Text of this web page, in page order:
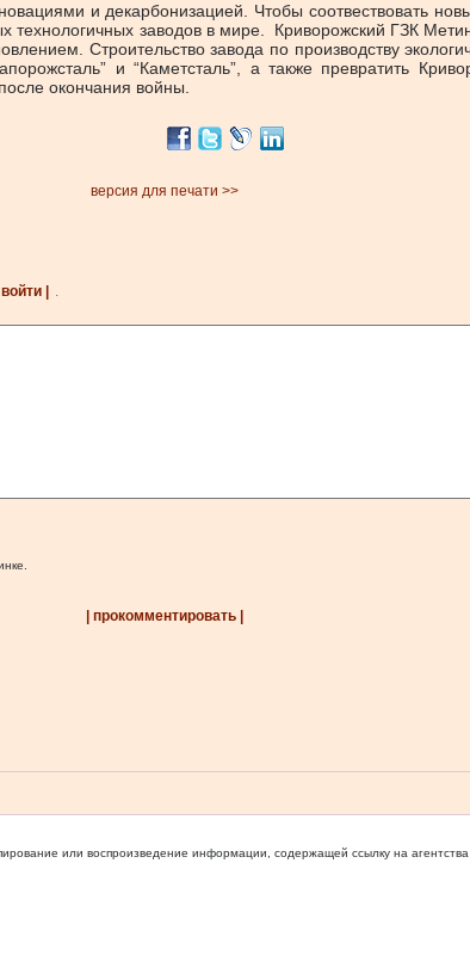
и декарбонизацией. Чтобы соотвествовать
заводов в мире. Криворожский ГЗК
Строительство завода по производству
и “Каметсталь”, а также превратить
окончания войны.
версия для печати >>
| войти |
.
| прокомментировать |
или воспроизведение информации, содержащей ссылку на